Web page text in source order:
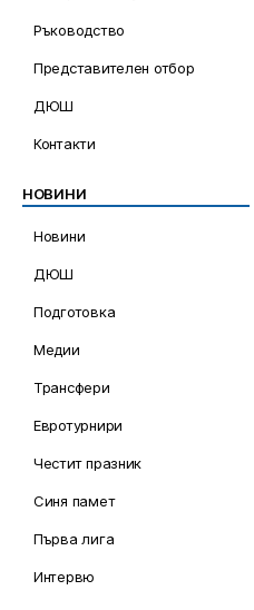
Ръководство
Представителен отбор
ДЮШ
Контакти
НОВИНИ
Новини
ДЮШ
Подготовка
Медии
Трансфери
Евротурнири
Честит празник
Синя памет
Първа лига
Интервю